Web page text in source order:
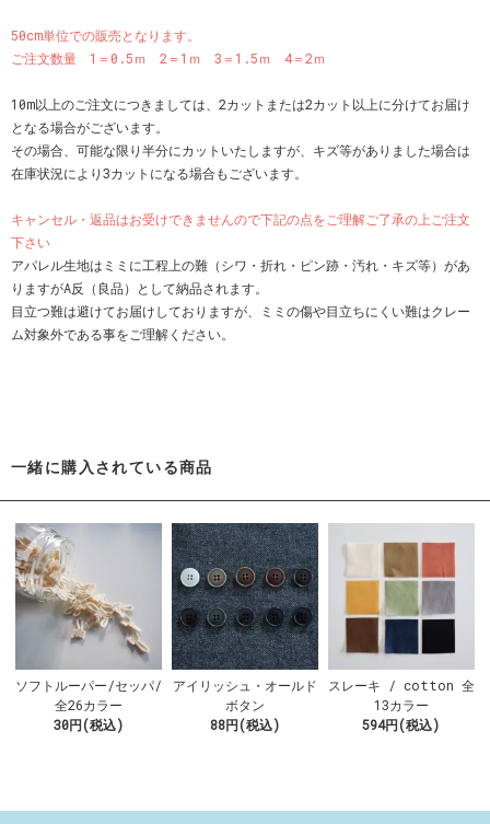
50cm単位での販売となります。
ご注文数量 1＝0.5ｍ 2＝1ｍ 3＝1.5ｍ 4＝2ｍ
10m以上のご注文につきましては、2カットまたは2カット以上に分けてお届け
となる場合がございます。
その場合、可能な限り半分にカットいたしますが、キズ等がありました場合は
在庫状況により3カットになる場合もございます。
キャンセル・返品はお受けできませんので下記の点をご理解ご了承の上ご注文
下さい
アパレル生地はミミに工程上の難（シワ・折れ・ピン跡・汚れ・キズ等）があ
りますがA反（良品）として納品されます。
目立つ難は避けてお届けしておりますが、ミミの傷や目立ちにくい難はクレー
ム対象外である事をご理解ください。
一緒に購入されている商品
ソフトルーパー/セッパ/
全26カラー
30円(税込)
アイリッシュ・オールド
ボタン
88円(税込)
スレーキ / cotton 全
13カラー
594円(税込)